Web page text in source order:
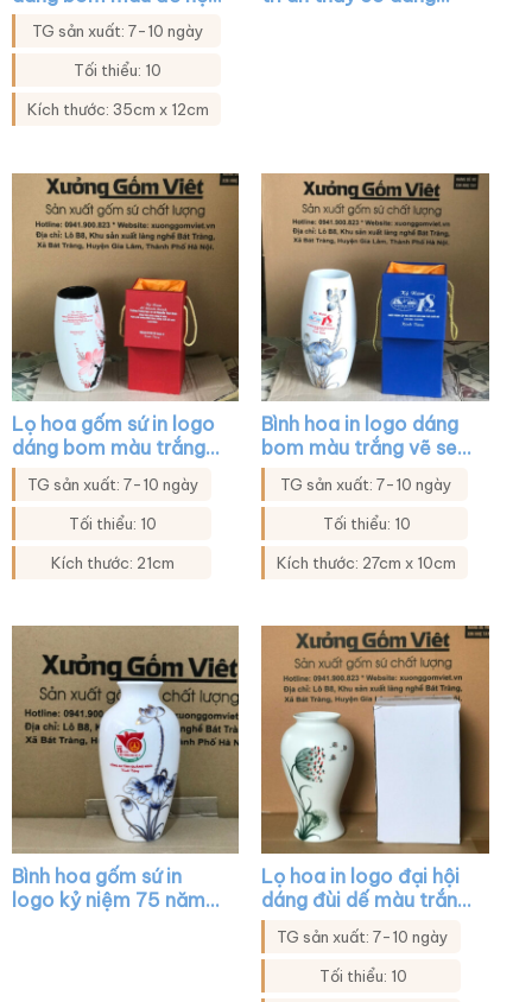
tiết hoa tulip xanh
XG-LH45
TG sản xuất: 7-10 ngày
Tối thiểu: 10
Kích thước: 35cm x 12cm
Lọ hoa gốm sứ in logo
dáng bom màu trắng
họa tiết hoa đào XG-
LH25
TG sản xuất: 7-10 ngày
Tối thiểu: 10
Kích thước: 21cm
Bình hoa in logo dáng
bom màu trắng vẽ sen
xanh viền kim XG-
LH38
TG sản xuất: 7-10 ngày
Tối thiểu: 10
Kích thước: 27cm x 10cm
Bình hoa gốm sứ in
logo kỷ niệm 75 năm
Lọ hoa in logo đại hội
dáng đùi dế màu trắng
họa tiết hoa bồ công
anh XG-LH33
TG sản xuất: 7-10 ngày
Tối thiểu: 10